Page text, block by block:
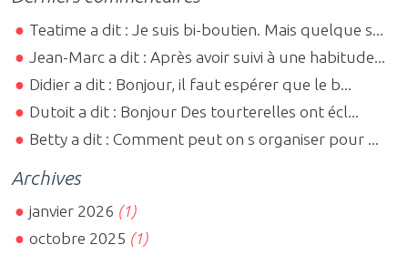
Teatime a dit : Je suis bi-boutien. Mais quelque s...
Jean-Marc a dit : Après avoir suivi à une habitude...
Didier a dit : Bonjour, il faut espérer que le b...
Dutoit a dit : Bonjour Des tourterelles ont écl...
Betty a dit : Comment peut on s organiser pour ...
Archives
janvier 2026 (1)
octobre 2025 (1)